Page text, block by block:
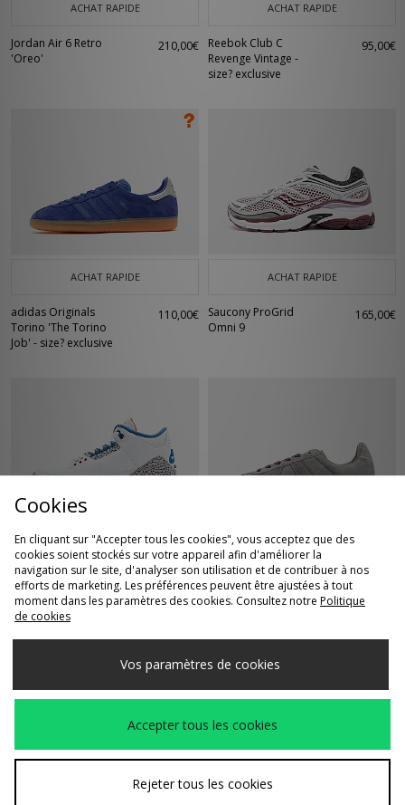
ACHAT RAPIDE
Jordan Air 6 Retro
'Oreo'
210,00€
ACHAT RAPIDE
Reebok Club C
Revenge Vintage -
size? exclusive
95,00€
ACHAT RAPIDE
adidas Originals
Torino 'The Torino
Job' - size? exclusive
110,00€
ACHAT RAPIDE
Saucony ProGrid
Omni 9
165,00€
ACHAT RAPIDE
Jordan Air 3 Retro
'True Blue'
210,00€
ACHAT RAPIDE
adidas Originals BW
Army
Cookies
En cliquant sur "Accepter tous les cookies", vous acceptez que des
cookies soient stockés sur votre appareil afin d'améliorer la
navigation sur le site, d'analyser son utilisation et de contribuer à nos
efforts de marketing. Les préférences peuvent être ajustées à tout
moment dans les paramètres des cookies. Consultez notre Politique
de cookies
Vos paramètres de cookies
Accepter tous les cookies
Rejeter tous les cookies